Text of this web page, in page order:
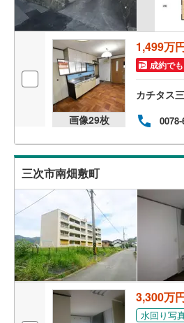
画像29枚
1,499万
成約で
カチタス
三次市南畑敷町
3,300万
水回り写
該当物件0件
該当物件0件
該当物件0件
該当物件0件
該当物件0件
最寄
リビ
）
独
販売、価
該当物件0件